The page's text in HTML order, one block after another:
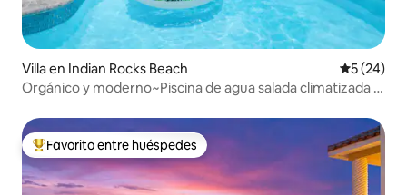
Villa en Indian Rocks Beach
5 (24)
Orgánico y moderno~Piscina de agua salada climatizada a
Favorito entre huéspedes preferido
Favorito entre huéspedes